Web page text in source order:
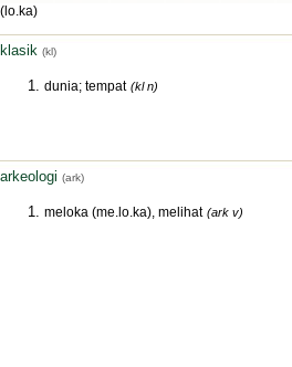
(lo.ka)
klasik (kl)
dunia; tempat (kl n)
arkeologi (ark)
meloka (me.lo.ka), melihat (ark v)